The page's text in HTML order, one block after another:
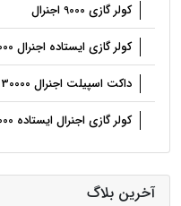
کولر گازی 9000 اجنرال
کولر گازی ایستاده اجنرال 60000 موتور سنگین
داکت اسپیلت اجنرال 30000 مدل ARHA30LBTU
کولر گازی‌ اجنرال ایستاده 48000 مدل ASGS48LFCA
آخرین بلاگ